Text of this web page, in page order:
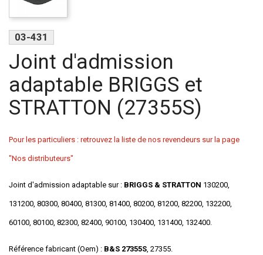
03-431
Joint d'admission
adaptable BRIGGS et
STRATTON (27355S)
Pour les particuliers : retrouvez la liste de nos revendeurs sur la page
"Nos distributeurs"
Joint d'admission adaptable sur : BRIGGS & STRATTON 130200,
131200, 80300, 80400, 81300, 81400, 80200, 81200, 82200, 132200,
60100, 80100, 82300, 82400, 90100, 130400, 131400, 132400.
Référence fabricant (Oem) : B&S 27355S, 27355.